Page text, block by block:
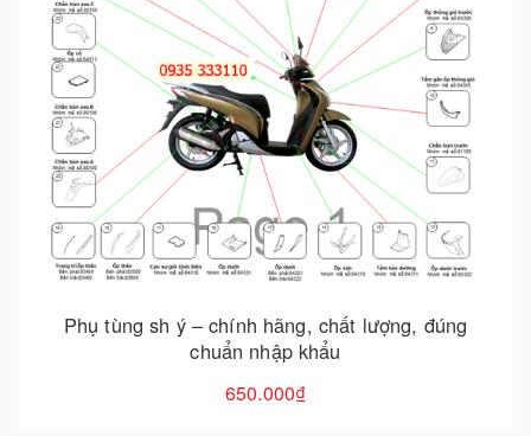
Phụ tùng sh ý – chính hãng, chất lượng, đúng
chuẩn nhập khẩu
650.000₫
Cho vào giỏ hàng